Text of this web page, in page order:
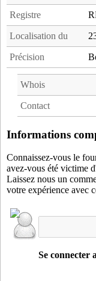
Registre
Localisation du
Précision
Whois
Contact
Informations
Connaissez-vous le
avez-vous été victime
Laissez nous un
votre expérience avec
Se connecter